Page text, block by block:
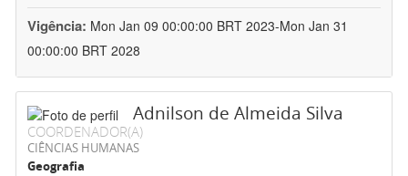
Vigência: Mon Jan 09 00:00:00 BRT 2023-Mon Jan 31
00:00:00 BRT 2028
Adnilson de Almeida Silva
COORDENADOR(A)
CIÊNCIAS HUMANAS
Geografia